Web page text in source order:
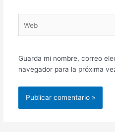
Guarda mi nombre, correo
navegador para la próxima